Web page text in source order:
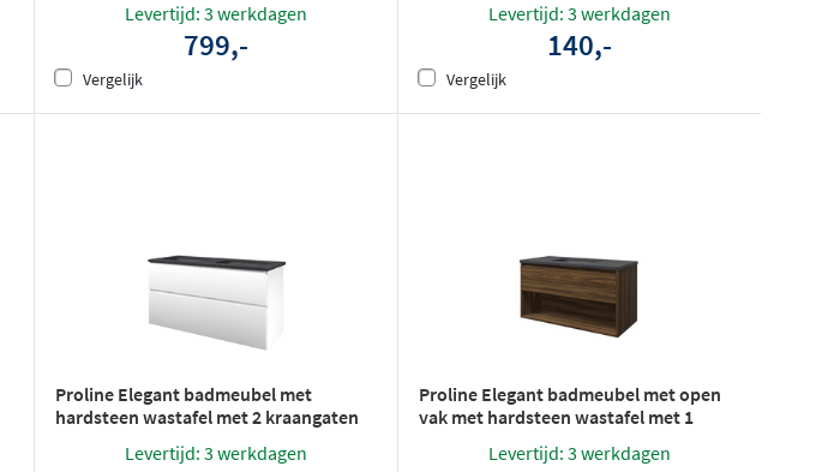
Levertijd: 3 werkdagen
799,-
Vergelijk
Levertijd: 3 werkdagen
140,-
Vergelijk
Proline Elegant badmeubel met
hardsteen wastafel met 2 kraangaten
en onderkast 4 lades a-symmetrisch -
Mat wit - 120x46cm (bxd)
Levertijd: 3 werkdagen
Proline Elegant badmeubel met open
vak met hardsteen wastafel met 1
kraangat - Cabana oak - 100x46cm
Levertijd: 3 werkdagen